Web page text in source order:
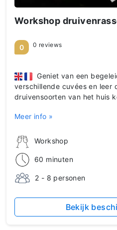
Workshop
Workshop
60 minuten
2 - 8 personen
Geniet van een
verschillende cuvées en leer
druivensoorten van het huis
Meer info »
0 0 reviews
Bekijk